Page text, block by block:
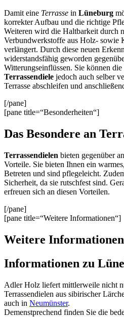
Damit eine Terrasse in Lüneburg
korrekter Aufbau und die richtige
Weiteren wird die Haltbarkeit durch
Verbundwerkstoffe aus Holz- sowie
verlängert. Durch diese neuen
widerstandsfähig geworden
Witterungseinflüssen. Sie können
Terrassendiele jedoch auch selber
Terrasse abschleifen und
[/pane]
[pane title=“Besonderheiten“]
Das Besondere an
Terrassendielen bieten gegenüber
Vorteile. Sie bieten Ihnen ein
Betreten und sind pflegeleicht.
Sicherheit, da sie rutschfest sind.
erfreuen sich an diesen Vorteilen.
[/pane]
[pane title=“Weitere Informationen“]
Weitere
Informationen zu
Adler Holz liefert mittlerweile nicht
Terrassendielen aus sibirischer
auch in Neumünster.
Demenstprechend finden Sie die